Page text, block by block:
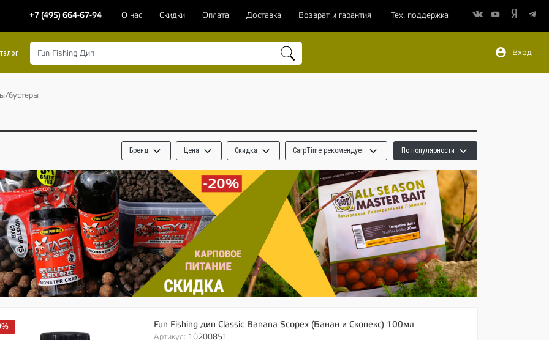
+7 (495) 664-67-94 О нас Скидки Оплата Доставка Возврат и гарантия Тех. поддержка
Вход
бустеры
Бренд Цена Скидка CarpTime рекомендует По популярности
Fun Fishing дип Classic Banana Scopex (Банан и Скопекс) 100мл
Артикул: 10200851